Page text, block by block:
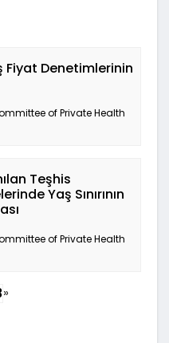
Fiyat Denetimlerinin
of Private Health
Teşhis
Yaş Sınırının
of Private Health
»